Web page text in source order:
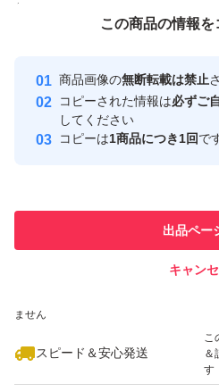
付与しています
安心取引出品者
心
取引実績
で
ません
スピード＆安心発送
こ
＆
す
この商品の情報
商品画像の無断転載は禁止
コピーされた情報は必ずご
してください
コピーは1商品につき1回で
出品ペー
キャン
この商品をみている人にオスス